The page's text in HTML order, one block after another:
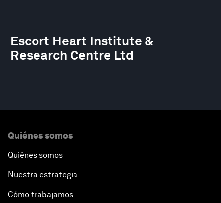
Escort Heart Institute &
Research Centre Ltd
Quiénes somos
Quiénes somos
Nuestra estrategia
Cómo trabajamos